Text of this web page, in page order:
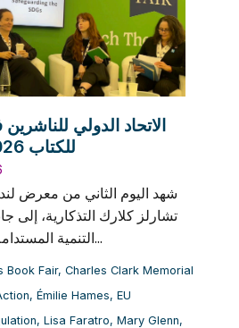
الاتحاد الدولي
للكتاب 2026: اليوم الثاني
شهد اليوم الثاني من معرض
تشارلز كلارك التذكارية، إلى
التنمية المستدامة في صناعة النشر...
Book Fair, Charles Clark Memorial
, Émilie Hames, EU
, Lisa Faratro, Mary Glenn,